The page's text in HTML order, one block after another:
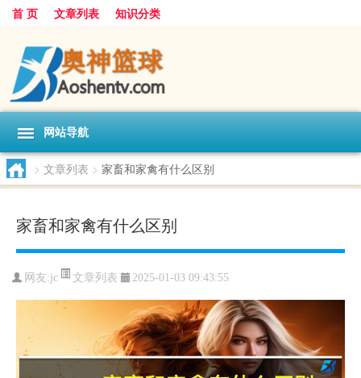
首 页 文章列表 知识分类
网站导航
> 文章列表 > 家畜和家禽有什么区别
家畜和家禽有什么区别
网友:jc 文章列表 2025-01-03 09:43:55